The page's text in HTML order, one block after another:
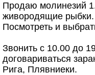
Продаю молинезий
живородящие
Посмотреть и
Звонить с 10.00 до
договариваться
Рига, Плявниеки.